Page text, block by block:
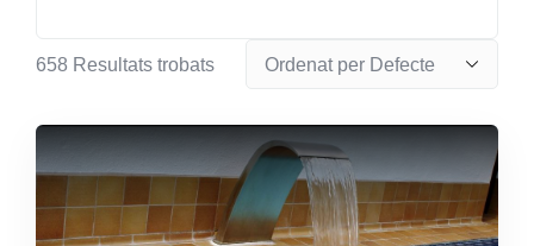
658 Resultats trobats